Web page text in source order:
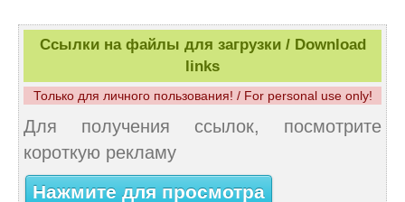
Ссылки на файлы для загрузки / Download
links
Только для личного пользования! / For personal use only!
Для получения ссылок, посмотрите
короткую рекламу
Нажмите для просмотра